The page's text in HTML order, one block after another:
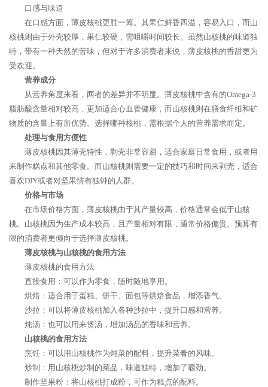
口感与味道
在口感方面，薄皮核桃更胜一筹。其果仁鲜香四溢，容易入口，而山
核桃则由于外壳较厚，果仁较硬，需咀嚼时间较长。虽然山核桃的味道独
特，带有一种天然的苦味，但对于许多消费者来说，薄皮核桃的香甜更为
受欢迎。
营养成分
从营养角度来看，两者的差异并不明显。薄皮核桃中含有的Omega-3
脂肪酸含量相对较高，更加适合心血管健康，而山核桃则在膳食纤维和矿
物质的含量上有所优势。选择哪种核桃，需根据个人的营养需求而定。
处理与食用方便性
薄皮核桃因其薄壳特性，剥壳非常容易，适合家庭日常食用，或者用
来制作糕点和其他零食。而山核桃则需要一定的技巧和时间来剥壳，适合
喜欢DIY或者对坚果情有独钟的人群。
价格与市场
在市场价格方面，薄皮核桃由于其产量较高，价格通常会低于山核
桃。山核桃因为生产成本较高，且产量相对有限，通常价格偏贵。预算有
限的消费者更倾向于选择薄皮核桃。
薄皮核桃与山核桃的食用方法
薄皮核桃的食用方法
直接食用：可以作为零食，随时随地享用。
烘焙：适合用于蛋糕、饼干、面包等烘焙食品，增添香气。
沙拉：可以将薄皮核桃加入各种沙拉中，提升口感和营养。
炖汤：也可以用来煲汤，增加汤品的香味和营养。
山核桃的食用方法
烹饪：可以用山核桃作为炖菜的配料，提升菜肴的风味。
炒制：用山核桃炒制的菜品，味道独特，增加了嚼劲。
制作坚果粉：将山核桃打成粉，可作为糕点的配料。